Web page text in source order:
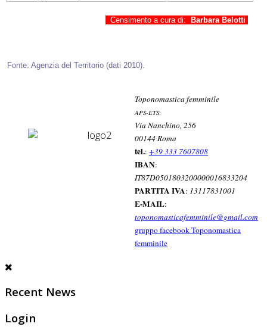
Censimento a cura di: Barbara Belotti
Fonte: Agenzia del Territorio (dati 2010).
Toponomastica femminile
APS-ETS:
Via Nanchino, 256
00144 Roma
tel.: +39 333 7607808
IBAN:
IT87D0501803200000016833204
PARTITA IVA: 13117831001
E-MAIL:
toponomasticafemminile@gmail.com
gruppo facebook Toponomastica
femminile
Recent News
Login